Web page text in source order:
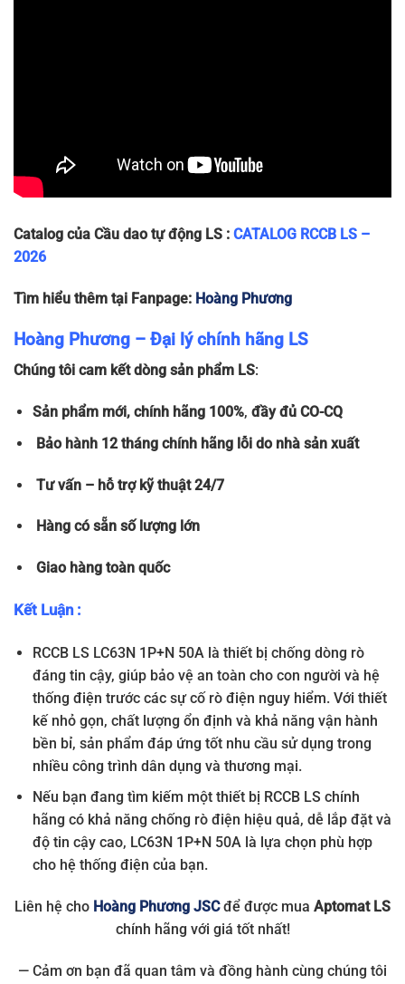
Catalog của Cầu dao tự động LS : CATALOG RCCB LS –
2026
Tìm hiểu thêm tại Fanpage: Hoàng Phương
Hoàng Phương – Đại lý chính hãng LS
Chúng tôi cam kết dòng sản phẩm LS:
Sản phẩm mới, chính hãng 100%, đầy đủ CO-CQ
Bảo hành 12 tháng chính hãng lỗi do nhà sản xuất
Tư vấn – hỗ trợ kỹ thuật 24/7
Hàng có sẵn số lượng lớn
Giao hàng toàn quốc
Kết Luận :
RCCB LS LC63N 1P+N 50A là thiết bị chống dòng rò
đáng tin cậy, giúp bảo vệ an toàn cho con người và hệ
thống điện trước các sự cố rò điện nguy hiểm. Với thiết
kế nhỏ gọn, chất lượng ổn định và khả năng vận hành
bền bỉ, sản phẩm đáp ứng tốt nhu cầu sử dụng trong
nhiều công trình dân dụng và thương mại.
Nếu bạn đang tìm kiếm một thiết bị RCCB LS chính
hãng có khả năng chống rò điện hiệu quả, dễ lắp đặt và
độ tin cậy cao, LC63N 1P+N 50A là lựa chọn phù hợp
cho hệ thống điện của bạn.
Liên hệ cho Hoàng Phương JSCđể được mua Aptomat LS
chính hãng với giá tốt nhất!
— Cảm ơn bạn đã quan tâm và đồng hành cùng chúng tôi